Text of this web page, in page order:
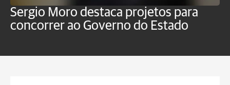
Sergio Moro destaca projetos para
concorrer ao Governo do Estado